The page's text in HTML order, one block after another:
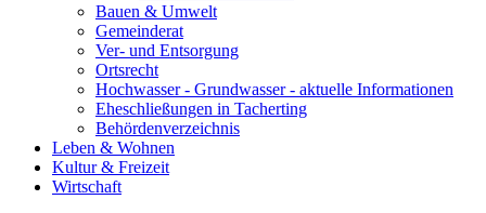
Bauen & Umwelt
Gemeinderat
Ver- und Entsorgung
Ortsrecht
Hochwasser - Grundwasser - aktuelle Informationen
Eheschließungen in Tacherting
Behördenverzeichnis
Leben & Wohnen
Kultur & Freizeit
Wirtschaft